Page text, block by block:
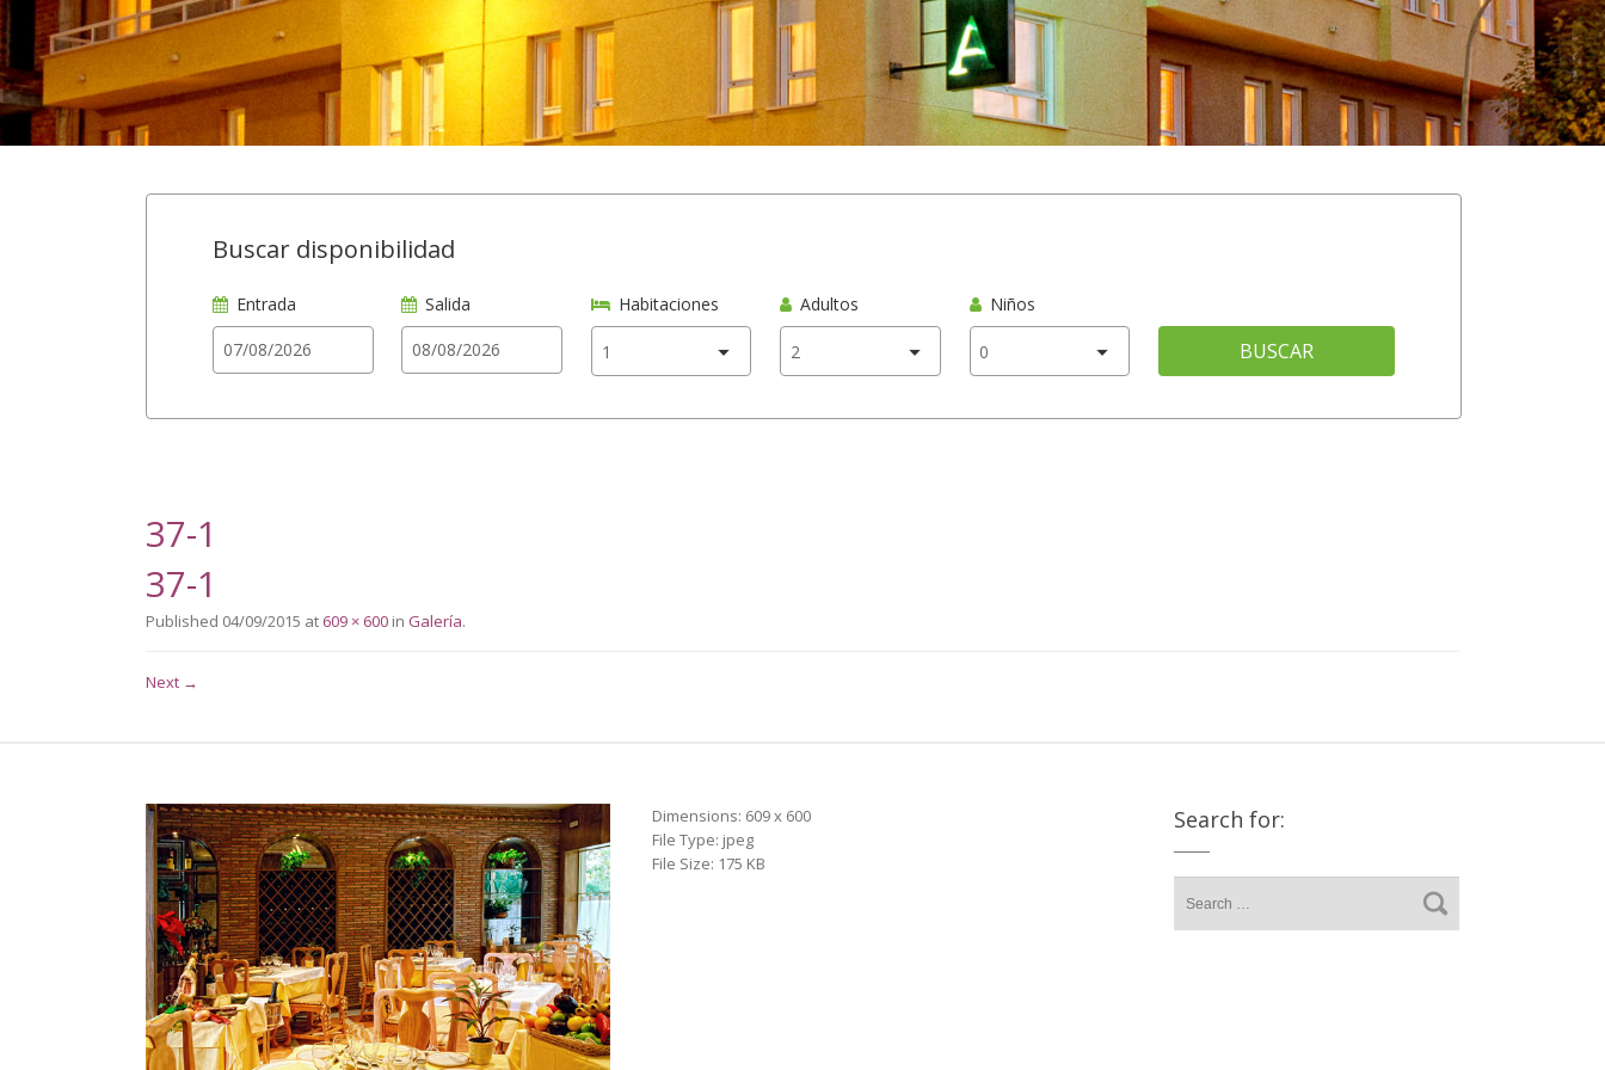
Buscar disponibilidad
Entrada Salida Habitaciones Adultos Niños
BUSCAR
37-1
37-1
Published 04/09/2015 at 609 × 600 in Galería.
Next →
Dimensions: 609 x 600
File Type: jpeg
File Size: 175 KB
Search for: